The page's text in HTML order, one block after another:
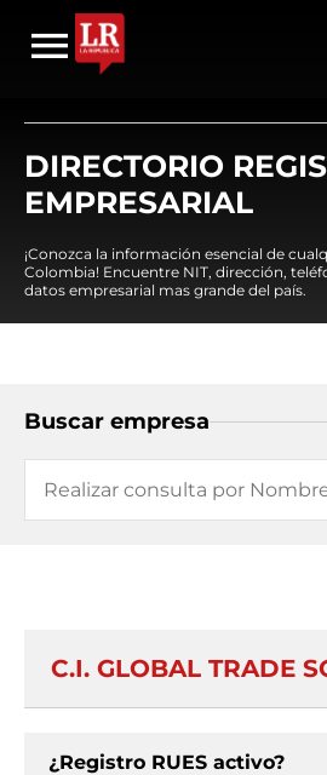
DIRECTORIO
EMPRESARIAL
¡Conozca la información esencial de
Colombia! Encuentre NIT, dirección,
datos empresarial mas grande del país.
Buscar empresa
C.I. GLOBAL TRADE
¿Registro RUES activo?